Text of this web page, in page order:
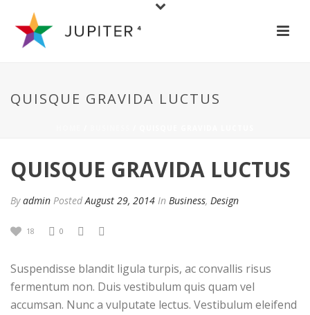
QUISQUE GRAVIDA LUCTUS
QUISQUE GRAVIDA LUCTUS
Byadmin PostedAugust 29, 2014 In Business, Design
18 0
Suspendisse blandit ligula turpis, ac convallis risus
fermentum non. Duis vestibulum quis quam vel
accumsan. Nunc a vulputate lectus. Vestibulum eleifend